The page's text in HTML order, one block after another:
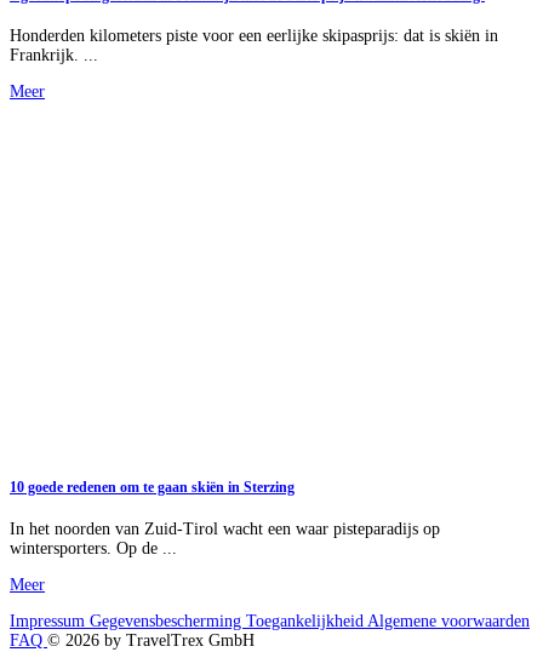
Honderden kilometers piste voor een eerlijke skipasprijs: dat is skiën in
Frankrijk. ...
Meer
10 goede redenen om te gaan skiën in Sterzing
In het noorden van Zuid-Tirol wacht een waar pisteparadijs op
wintersporters. Op de ...
Meer
Impressum Gegevensbescherming Toegankelijkheid Algemene voorwaarden
FAQ © 2026 by TravelTrex GmbH